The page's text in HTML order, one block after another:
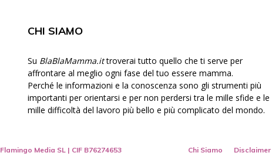
CHI SIAMO
Su BlaBlaMamma.ittroverai tutto quello che ti serve per
affrontare al meglio ogni fase del tuo essere mamma.
Perché le informazioni e la conoscenza sono gli strumenti più
importanti per orientarsi e per non perdersi tra le mille sfide e le
mille difficoltà del lavoro più bello e più complicato del mondo.
Chi Siamo Disclaimer
Flamingo Media SL | CIF B76274653